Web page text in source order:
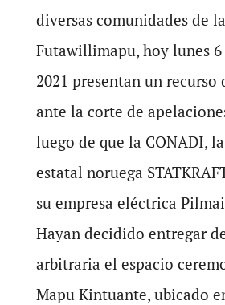
diversas comunidades de la
Futawillimapu, hoy lunes
2021 presentan un
ante la corte de
luego de que la CONADI,
estatal noruega
su empresa eléctrica
Hayan decidido entregar
arbitraria el espacio
Mapu Kintuante, ubicado